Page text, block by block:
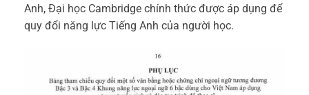
Anh, Đại học Cambridge chính thức được áp dụng để
quy đổi năng lực Tiếng Anh của người học.